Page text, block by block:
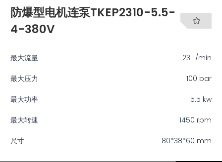
防爆型电机连泵TKEP2310-5.5-
4-380V
最大流量 23 L/min
最大压力 100 bar
最大功率 5.5 kw
最大转速 1450 rpm
尺寸 80*38*60 mm